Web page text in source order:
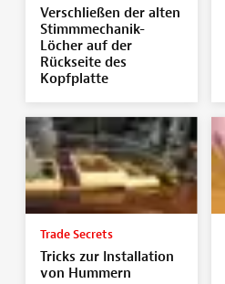
Verschließen der alten
Stimmmechanik-
Löcher auf der
Rückseite des
Kopfplatte
Trade Secrets
Tricks zur Installation
von Hummern